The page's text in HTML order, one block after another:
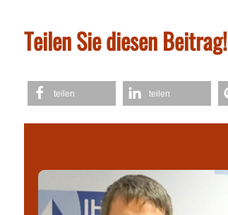
Teilen Sie diesen Beitrag!
teilen teilen